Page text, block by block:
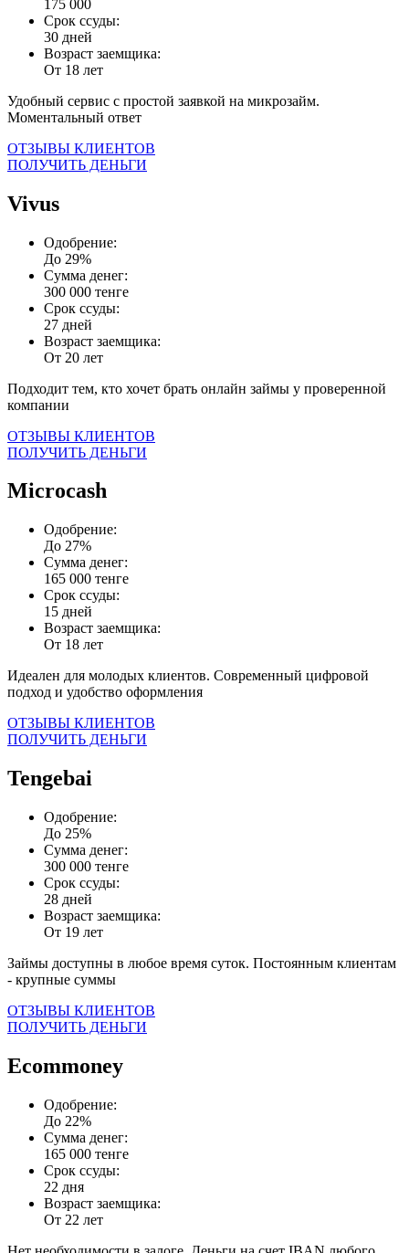
175 000
Срок ссуды:
30 дней
Возраст заемщика:
От 18 лет
Удобный сервис с простой заявкой на микрозайм.
Моментальный ответ
ОТЗЫВЫ КЛИЕНТОВ
ПОЛУЧИТЬ ДЕНЬГИ
Vivus
Одобрение:
До 29%
Сумма денег:
300 000 тенге
Срок ссуды:
27 дней
Возраст заемщика:
От 20 лет
Подходит тем, кто хочет брать онлайн займы у проверенной
компании
ОТЗЫВЫ КЛИЕНТОВ
ПОЛУЧИТЬ ДЕНЬГИ
Microcash
Одобрение:
До 27%
Сумма денег:
165 000 тенге
Срок ссуды:
15 дней
Возраст заемщика:
От 18 лет
Идеален для молодых клиентов. Современный цифровой
подход и удобство оформления
ОТЗЫВЫ КЛИЕНТОВ
ПОЛУЧИТЬ ДЕНЬГИ
Tengebai
Одобрение:
До 25%
Сумма денег:
300 000 тенге
Срок ссуды:
28 дней
Возраст заемщика:
От 19 лет
Займы доступны в любое время суток. Постоянным клиентам
- крупные суммы
ОТЗЫВЫ КЛИЕНТОВ
ПОЛУЧИТЬ ДЕНЬГИ
Ecommoney
Одобрение:
До 22%
Сумма денег:
165 000 тенге
Срок ссуды:
22 дня
Возраст заемщика:
От 22 лет